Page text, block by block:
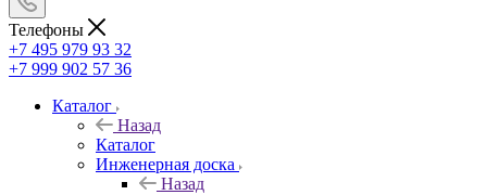
Телефоны
+7 495 979 93 32
+7 999 902 57 36
Каталог
Назад
Каталог
Инженерная доска
Назад